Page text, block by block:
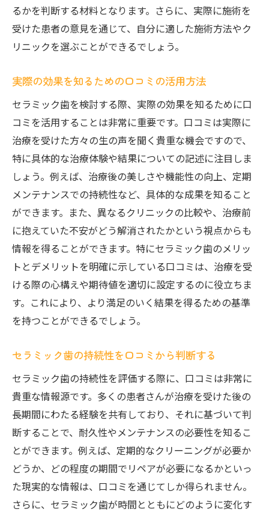
るかを判断する材料となります。さらに、実際に施術を
受けた患者の意見を通じて、自分に適した施術方法やク
リニックを選ぶことができるでしょう。
実際の効果を知るための口コミの活用方法
セラミック歯を検討する際、実際の効果を知るために口
コミを活用することは非常に重要です。口コミは実際に
治療を受けた方々の生の声を聞く貴重な機会ですので、
特に具体的な治療体験や結果についての記述に注目しま
しょう。例えば、治療後の美しさや機能性の向上、定期
メンテナンスでの持続性など、具体的な成果を知ること
ができます。また、異なるクリニックの比較や、治療前
に抱えていた不安がどう解消されたかという視点からも
情報を得ることができます。特にセラミック歯のメリッ
トとデメリットを明確に示している口コミは、治療を受
ける際の心構えや期待値を適切に設定するのに役立ちま
す。これにより、より満足のいく結果を得るための基準
を持つことができるでしょう。
セラミック歯の持続性を口コミから判断する
セラミック歯の持続性を評価する際に、口コミは非常に
貴重な情報源です。多くの患者さんが治療を受けた後の
長期間にわたる経験を共有しており、それに基づいて判
断することで、耐久性やメンテナンスの必要性を知るこ
とができます。例えば、定期的なクリーニングが必要か
どうか、どの程度の期間でリペアが必要になるかといっ
た現実的な情報は、口コミを通じてしか得られません。
さらに、セラミック歯が時間とともにどのように変化す